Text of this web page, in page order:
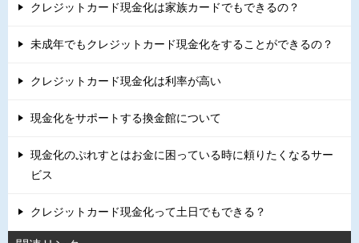
クレジットカード現金化は家族カードでもできるの？
未成年でもクレジットカード現金化をすることができるの？
クレジットカード現金化は利率が高い
現金化をサポートする換金館について
現金化のぷれすとはお金に困っている時に頼りたくなるサー
ビス
クレジットカード現金化って土日でもできる？